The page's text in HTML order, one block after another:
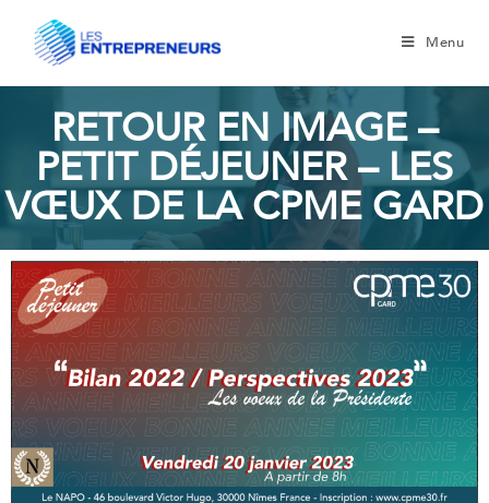
Menu
RETOUR EN IMAGE –
PETIT DÉJEUNER – LES
VŒUX DE LA CPME GARD